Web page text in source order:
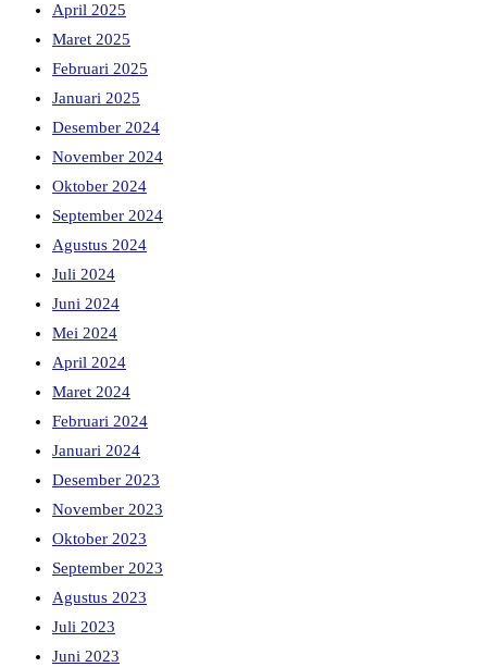
April 2025
Maret 2025
Februari 2025
Januari 2025
Desember 2024
November 2024
Oktober 2024
September 2024
Agustus 2024
Juli 2024
Juni 2024
Mei 2024
April 2024
Maret 2024
Februari 2024
Januari 2024
Desember 2023
November 2023
Oktober 2023
September 2023
Agustus 2023
Juli 2023
Juni 2023